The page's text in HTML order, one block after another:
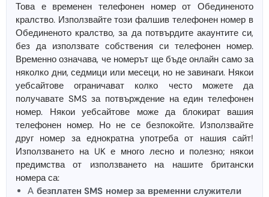
Това е временен телефонен номер от Обединеното
кралство. Използвайте този фалшив телефонен номер в
Обединеното кралство, за да потвърдите акаунтите си,
без да използвате собствения си телефонен номер.
Временно означава, че номерът ще бъде онлайн само за
няколко дни, седмици или месеци, но не завинаги. Някои
уебсайтове ограничават колко често можете да
получавате SMS за потвърждение на един телефонен
номер. Някои уебсайтове може да блокират вашия
телефонен номер. Но не се безпокойте. Използвайте
друг номер за еднократна употреба от нашия сайт!
Използването на UK е много лесно и полезно; някои
предимства от използването на нашите британски
номера са:
А безплатен SMS номер за временни служители